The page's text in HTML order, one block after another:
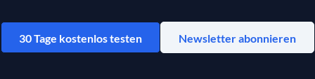
30 Tage kostenlos testen Newsletter abonnieren